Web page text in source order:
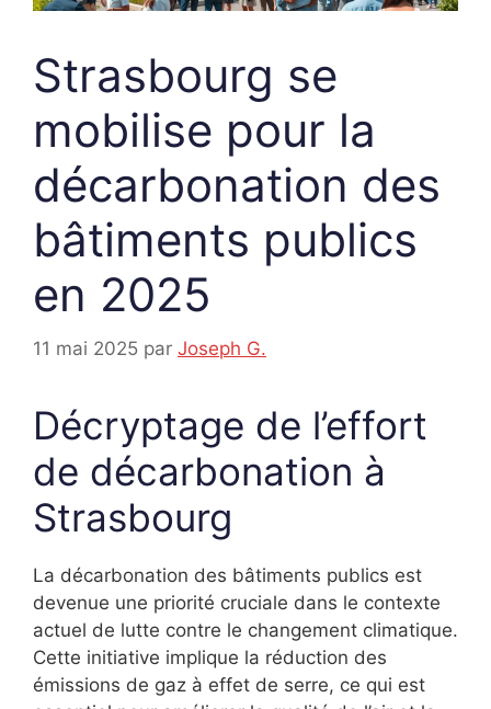
Strasbourg se
mobilise pour la
décarbonation des
bâtiments publics
en 2025
11 mai 2025 par Joseph G.
Décryptage de l’effort
de décarbonation à
Strasbourg
La décarbonation des bâtiments publics est
devenue une priorité cruciale dans le contexte
actuel de lutte contre le changement climatique.
Cette initiative implique la réduction des
émissions de gaz à effet de serre, ce qui est